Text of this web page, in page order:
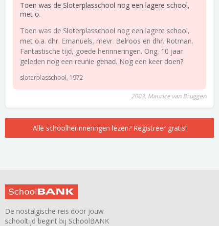
Toen was de Sloterplasschool nog een lagere school,
met o.
Toen was de Sloterplasschool nog een lagere school,
met o.a. dhr. Emanuels, mevr. Belroos en dhr. Rotman.
Fantastische tijd, goede herinneringen. Ong. 10 jaar
geleden nog een reunie gehad. Nog een keer doen?
sloterplasschool, 1972
2003, Maurice van Bruggen
Alle schoolherinneringen lezen? Registreer gratis!
De nostalgische reis door jouw
schooltijd begint bij SchoolBANK